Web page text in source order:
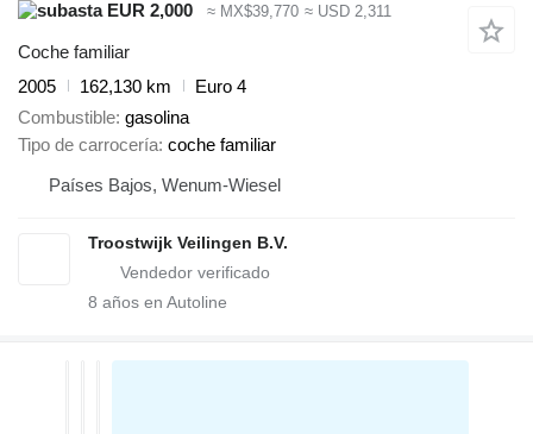
EUR 2,000 ≈ MX$39,770 ≈ USD 2,311
Coche familiar
2005
162,130 km
Euro 4
Combustible gasolina
Tipo de carrocería coche familiar
Países Bajos, Wenum-Wiesel
Troostwijk Veilingen B.V.
8 años en Autoline